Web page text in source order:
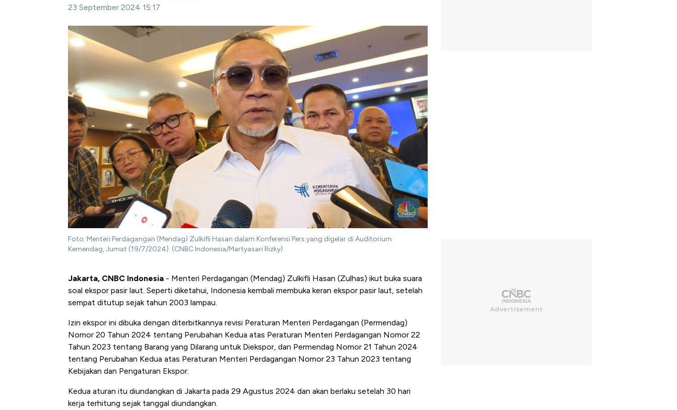
23 September 2024 15:17
Foto: Menteri Perdagangan (Mendag) Zulkifli Hasan dalam Konferensi Pers yang digelar di Auditorium
Kemendag, Jumat (19/7/2024). (CNBC Indonesia/Martyasari Rizky)
Jakarta, CNBC Indonesia - Menteri Perdagangan (Mendag) Zulkifli Hasan (Zulhas) ikut buka suara
soal ekspor pasir laut. Seperti diketahui, Indonesia kembali membuka keran ekspor pasir laut, setelah
sempat ditutup sejak tahun 2003 lampau.
Izin ekspor ini dibuka dengan diterbitkannya revisi Peraturan Menteri Perdagangan (Permendag)
Nomor 20 Tahun 2024 tentang Perubahan Kedua atas Peraturan Menteri Perdagangan Nomor 22
Tahun 2023 tentang Barang yang Dilarang untuk Diekspor, dan Permendag Nomor 21 Tahun 2024
tentang Perubahan Kedua atas Peraturan Menteri Perdagangan Nomor 23 Tahun 2023 tentang
Kebijakan dan Pengaturan Ekspor.
Kedua aturan itu diundangkan di Jakarta pada 29 Agustus 2024 dan akan berlaku setelah 30 hari
kerja terhitung sejak tanggal diundangkan.